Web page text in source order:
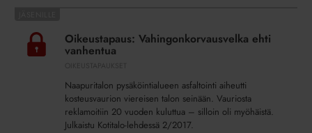
Vahingonkorvausvelka
ehti
Oikeustapaus: Vahingonkorvausvelka ehti
vanhentua
Naapuritalon pysäköintialueen asfaltointi aiheutti
kosteusvaurion viereisen talon seinään. Vauriosta
reklamoitiin 20 vuoden kuluttua – silloin oli myöhäistä.
Julkaistu Kotitalo-lehdessä 2/2017.